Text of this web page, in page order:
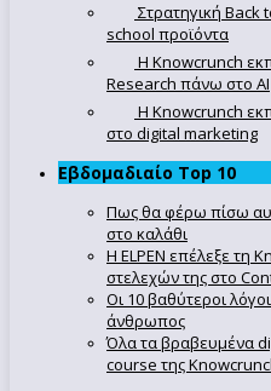
Στρατηγική Back
school προϊόντα
Η Knowcrunch
Research πάνω στο ΑΙ
Η Knowcrunch
στο digital marketing
Εβδομαδιαίο Top 10
Πως θα φέρω πίσω
στο καλάθι
Η ELPEN επέλεξε τη
στελεχών της στο
Οι 10 βαθύτεροι
άνθρωπος
Όλα τα βραβευμένα
course της